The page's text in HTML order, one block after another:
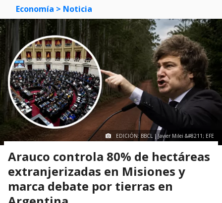
Economía > Noticia
EDICIÓN: BBCL | Javier Milei &#8211; EFE
Arauco controla 80% de hectáreas
extranjerizadas en Misiones y
marca debate por tierras en